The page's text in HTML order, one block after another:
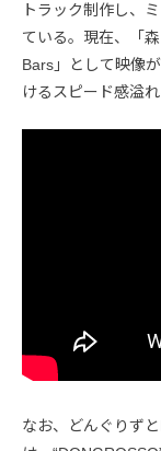
トラック制作し、
ている。現在、「
Bars」として映像
けるスピード感溢
なお、どんぐりず